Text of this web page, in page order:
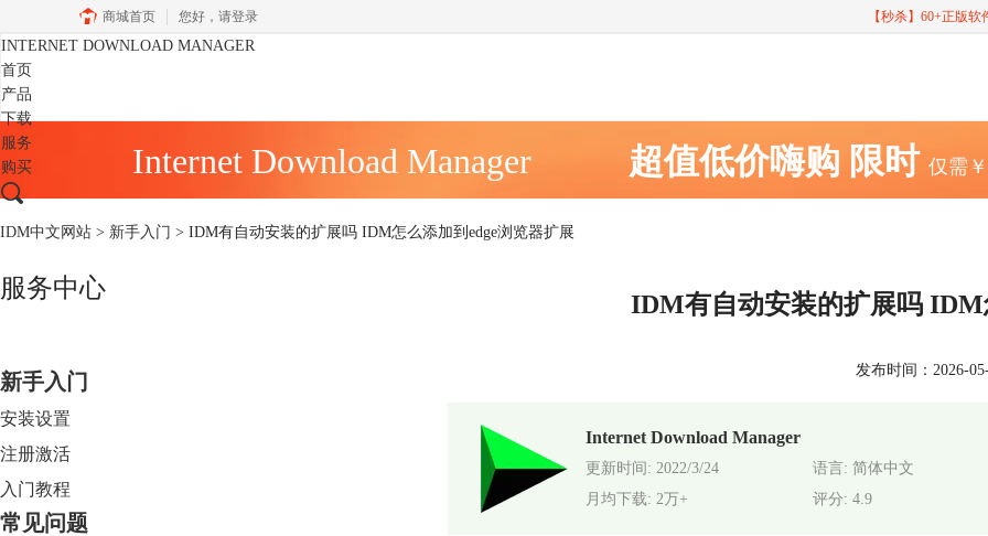
商城首页 您好， 请登录 【秒杀】60+正版
INTERNET DOWNLOAD MANAGER
首页
产品
下载
服务
购买
Internet Download Manager 超值低价嗨购 限时 仅需
IDM中文网站 > 新手入门 > IDM有自动安装的扩展吗 IDM怎么添加到edge浏览器扩展
服务中心
新手入门
安装设置
注册激活
入门教程
常见问题
IDM有自动安装的扩展吗 IDM
发布时间：2026-
Internet Download Manager
更新时间: 2022/3/24
语言: 简体中文
月均下载: 2万+
评分: 4.9